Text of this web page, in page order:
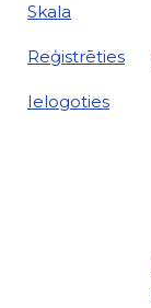
Skala
Reģistrēties
Ielogoties